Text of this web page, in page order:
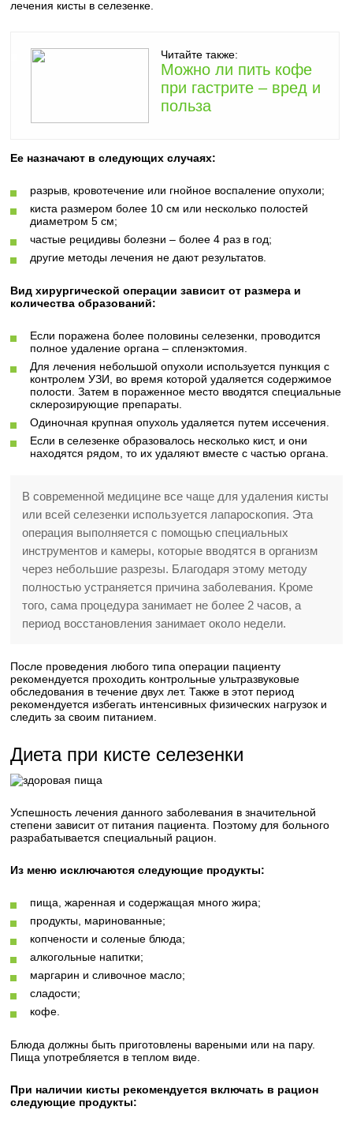
лечения кисты в селезенке.
Читайте также:
Можно ли пить кофе
при гастрите – вред и
польза
Ее назначают в следующих случаях:
разрыв, кровотечение или гнойное воспаление опухоли;
киста размером более 10 см или несколько полостей
диаметром 5 см;
частые рецидивы болезни – более 4 раз в год;
другие методы лечения не дают результатов.
Вид хирургической операции зависит от размера и
количества образований:
Если поражена более половины селезенки, проводится
полное удаление органа – спленэктомия.
Для лечения небольшой опухоли используется пункция с
контролем УЗИ, во время которой удаляется содержимое
полости. Затем в пораженное место вводятся специальные
склерозирующие препараты.
Одиночная крупная опухоль удаляется путем иссечения.
Если в селезенке образовалось несколько кист, и они
находятся рядом, то их удаляют вместе с частью органа.
В современной медицине все чаще для удаления кисты
или всей селезенки используется лапароскопия. Эта
операция выполняется с помощью специальных
инструментов и камеры, которые вводятся в организм
через небольшие разрезы. Благодаря этому методу
полностью устраняется причина заболевания. Кроме
того, сама процедура занимает не более 2 часов, а
период восстановления занимает около недели.
После проведения любого типа операции пациенту
рекомендуется проходить контрольные ультразвуковые
обследования в течение двух лет. Также в этот период
рекомендуется избегать интенсивных физических нагрузок и
следить за своим питанием.
Диета при кисте селезенки
Успешность лечения данного заболевания в значительной
степени зависит от питания пациента. Поэтому для больного
разрабатывается специальный рацион.
Из меню исключаются следующие продукты:
пища, жаренная и содержащая много жира;
продукты, маринованные;
копчености и соленые блюда;
алкогольные напитки;
маргарин и сливочное масло;
сладости;
кофе.
Блюда должны быть приготовлены вареными или на пару.
Пища употребляется в теплом виде.
При наличии кисты рекомендуется включать в рацион
следующие продукты: